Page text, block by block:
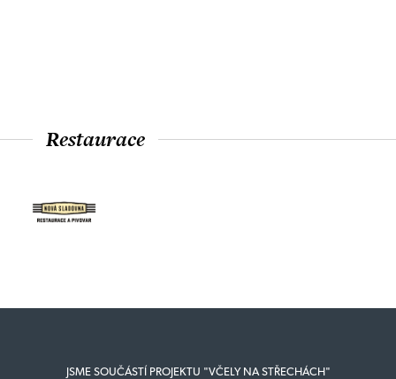
Restaurace
JSME SOUČÁSTÍ PROJEKTU "VČELY NA STŘECHÁCH"